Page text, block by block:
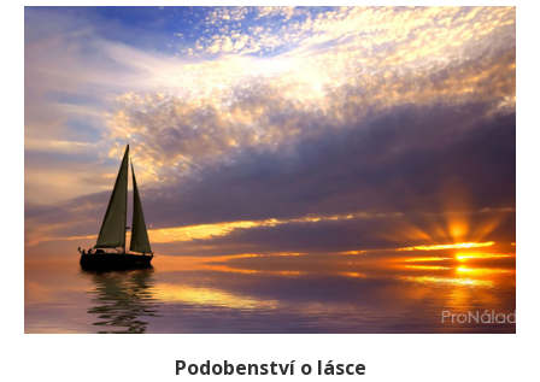
Podobenství o lásce